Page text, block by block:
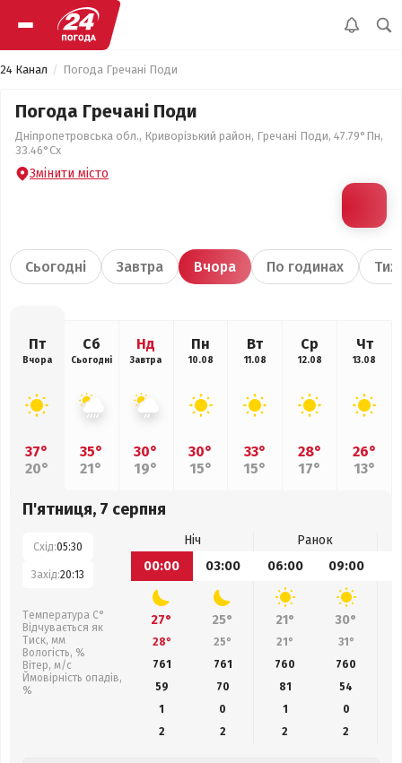
24 Канал Погода Гречані Поди
Погода Гречані Поди
Дніпропетровська обл., Криворізький район, Гречані Поди, 47.79°Пн,
33.46°Сх
Змінити місто
Сьогодні Завтра Вчора По годинах
Пт
Вчора
37°
20°
Сб
Сьогодні
35°
21°
Нд
Завтра
30°
19°
Пн
10.08
30°
15°
Вт
11.08
33°
15°
Ср
12.08
28°
17°
Чт
13.08
26°
13°
П'ятниця, 7 серпня
Схід:05:30
Захід:20:13
Температура С°
Відчувається як
Тиск, мм
Вологість, %
Вітер, м/с
Ймовірність опадів,
%
Ніч
Ранок
00:00
03:00 06:00 09:00
27° 25° 21° 30°
28° 25° 21° 31°
761
761 760 760
59
70 81
54
1
0 1
0
2
2 2 2